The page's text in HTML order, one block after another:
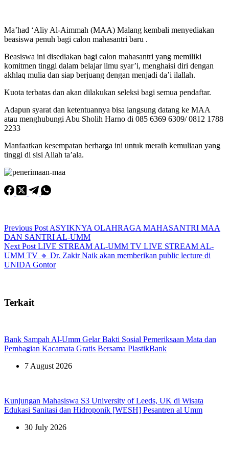
Ma’had ‘Aliy Al-Aimmah (MAA) Malang kembali menyediakan
beasiswa penuh bagi calon mahasantri baru .
Beasiswa ini disediakan bagi calon mahasantri yang memiliki
komitmen tinggi dalam belajar ilmu syar’i, menghaisi diri dengan
akhlaq mulia dan siap berjuang dengan menjadi da’i ilallah.
Kuota terbatas dan akan dilakukan seleksi bagi semua pendaftar.
Adapun syarat dan ketentuannya bisa langsung datang ke MAA
atau menghubungi Abu Sholih Harno di 085 6369 6309/ 0812 1788
2233
Manfaatkan kesempatan berharga ini untuk meraih kemuliaan yang
tinggi di sisi Allah ta’ala.
Previous Post ASYIKNYA OLAHRAGA MAHASANTRI MAA
DAN SANTRI AL-UMM
Next Post LIVE STREAM AL-UMM TV LIVE STREAM AL-
UMM TV 🔸 Dr. Zakir Naik akan memberikan public lecture di
UNIDA Gontor
Terkait
Bank Sampah Al-Umm Gelar Bakti Sosial Pemeriksaan Mata dan
Pembagian Kacamata Gratis Bersama PlastikBank
7 August 2026
Kunjungan Mahasiswa S3 University of Leeds, UK di Wisata
Edukasi Sanitasi dan Hidroponik [WESH] Pesantren al Umm
30 July 2026